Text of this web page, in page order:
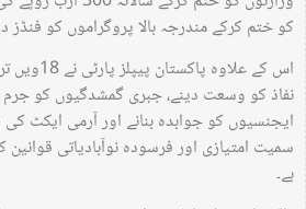
کو ختم کرکے مندرجہ بالا پروگراموں کو فنڈز
اس کے
نفاذ کو وسعت دینے، جبری گمشدگیوں کو جرم
سمیت امتیازی اور فرسودہ نوآبادیاتی
ہے۔